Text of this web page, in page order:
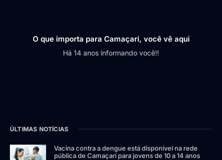
O que importa para Camaçari, você vê aqui
Há 14 anos informando você!!
ÚLTIMAS NOTÍCIAS
Vacina contra a dengue está disponível na rede
pública de Camaçari para jovens de 10 a 14 anos